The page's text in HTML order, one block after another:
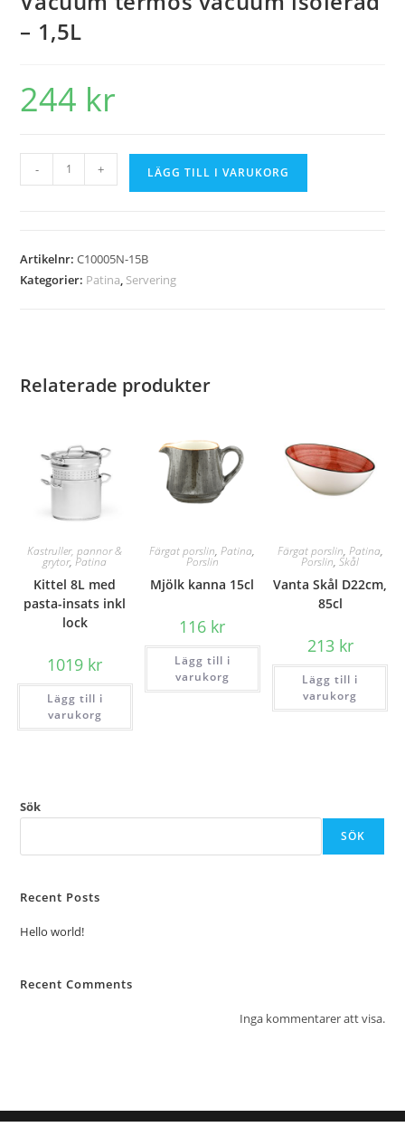
– 1,5L
244 kr
- + LÄGG TILL I VARUKORG
Artikelnr:C10005N-15B
Kategorier: Patina Servering
Relaterade produkter
Kastruller, pannor &
grytor,Patina
Kittel 8L med
pasta-insats inkl
lock
1019 kr
Lägg till i
varukorg
Färgat porslin,Patina,
Porslin
Mjölk kanna 15cl
116 kr
Lägg till i
varukorg
Färgat porslin, Patina,
Porslin,Skål
Vanta Skål D22cm,
85cl
213 kr
Lägg till i
varukorg
Sök
SÖK
Recent Posts
Hello world!
Recent Comments
Inga kommentarer att visa.